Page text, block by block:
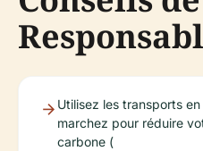
Utilisez les transports
marchez pour réduire
carbone (